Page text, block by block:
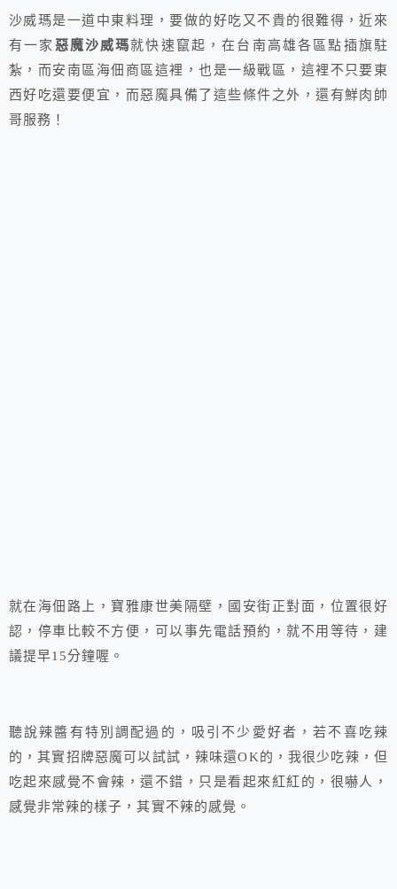
沙威瑪是一道中東料理，要做的好吃又不貴的很難得，近來
有一家 惡魔沙威瑪就快速竄起，在台南高雄各區點插旗駐
紮，而安南區海佃商區這裡，也是一級戰區，這裡不只要東
西好吃還要便宜，而惡魔具備了這些條件之外，還有鮮肉帥
哥服務！
就在海佃路上，寶雅康世美隔壁，國安街正對面，位置很好
認，停車比較不方便，可以事先電話預約，就不用等待，建
議提早15分鐘喔。
聽說辣醬有特別調配過的，吸引不少愛好者，若不喜吃辣
的，其實招牌惡魔可以試試，辣味還OK的，我很少吃辣，但
吃起來感覺不會辣，還不錯，只是看起來紅紅的，很嚇人，
感覺非常辣的樣子，其實不辣的感覺。